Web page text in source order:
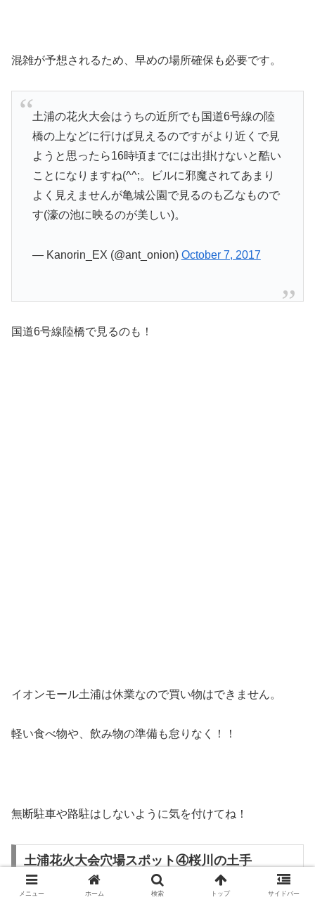
混雑が予想されるため、早めの場所確保も必要です。
土浦の花火大会はうちの近所でも国道6号線の陸
橋の上などに行けば見えるのですがより近くで見
ようと思ったら16時頃までには出掛けないと酷い
ことになりますね(^^;。ビルに邪魔されてあまり
よく見えませんが亀城公園で見るのも乙なもので
す(濠の池に映るのが美しい)。
— Kanorin_EX (@ant_onion) October 7, 2017
国道6号線陸橋で見るのも！
イオンモール土浦は休業なので買い物はできません。
軽い食べ物や、飲み物の準備も怠りなく！！
無断駐車や路駐はしないように気を付けてね！
土浦花火大会穴場スポット④桜川の土手
メニュー ホーム 検索 トップ サイドバー